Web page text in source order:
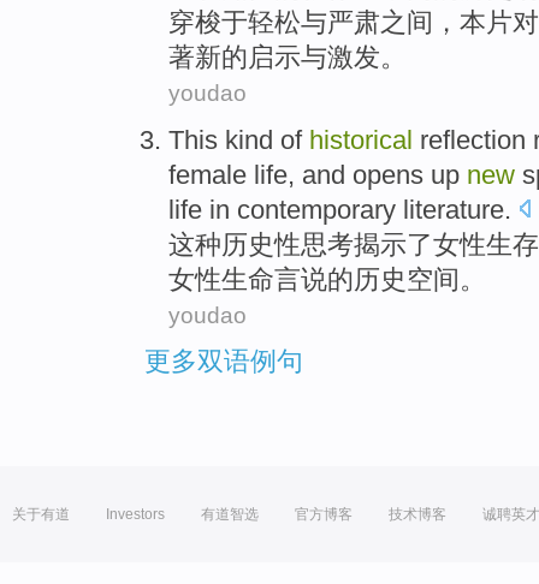
穿梭于轻松与严肃之间 ，本片
著新的 启示与激发。
youdao
This kind of historical reflection
female life, and opens up new
life in contemporary literature.
这种历史性思考揭示了女性生存
女性生命言说的 历史 空间。
youdao
更多双语例句
关于有道 Investors 有道智选 官方博客 技术博客 诚聘英才